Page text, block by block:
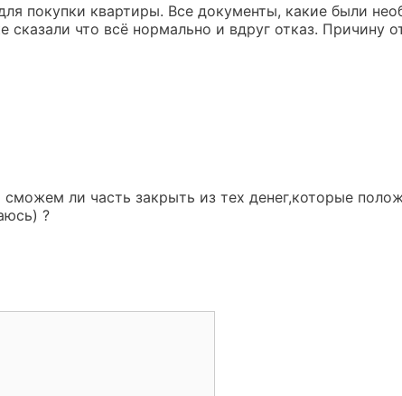
покупки квартиры. Все документы, какие были
сказали что всё нормально и вдруг отказ. Причину
сможем ли часть закрыть из тех денег,которые
?